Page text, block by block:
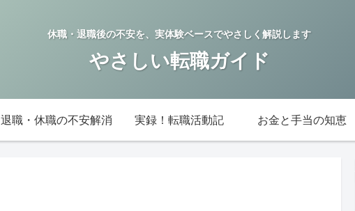
休職・退職後の不安を、実体験ベースでやさしく解説します
やさしい転職ガイド
退職・休職の不安解消 実録！転職活動記 お金と手当の知恵